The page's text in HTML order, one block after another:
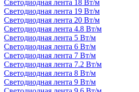
Светодиодная лента 18 Вт/м
Светодиодная лента 19 Вт/м
Светодиодная лента 20 Вт/м
Светодиодная лента 4.8 Вт/м
Светодиодная лента 5 Вт/м
Светодиодная лента 6 Вт/м
Светодиодная лента 7 Вт/м
Светодиодная лента 7.2 Вт/м
Светодиодная лента 8 Вт/м
Светодиодная лента 9 Вт/м